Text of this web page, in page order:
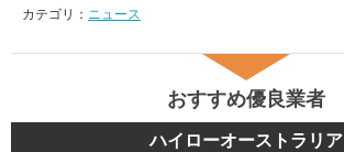
カテゴリ： ニュース
おすすめ優良業者
ハイローオーストラリア